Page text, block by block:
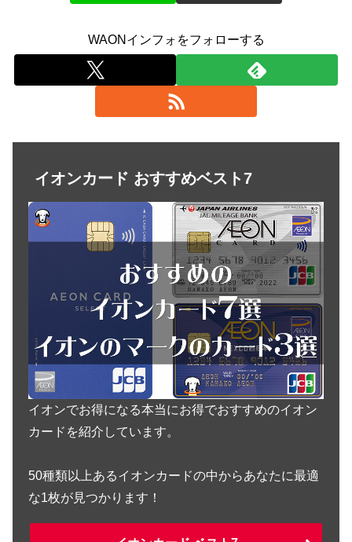
WAONインフォをフォローする
イオンカード おすすめベスト7
イオンでお得になる本当にお得でおすすめのイオン
カードを紹介しています。
50種類以上あるイオンカードの中からあなたに最適
な1枚が見つかります！